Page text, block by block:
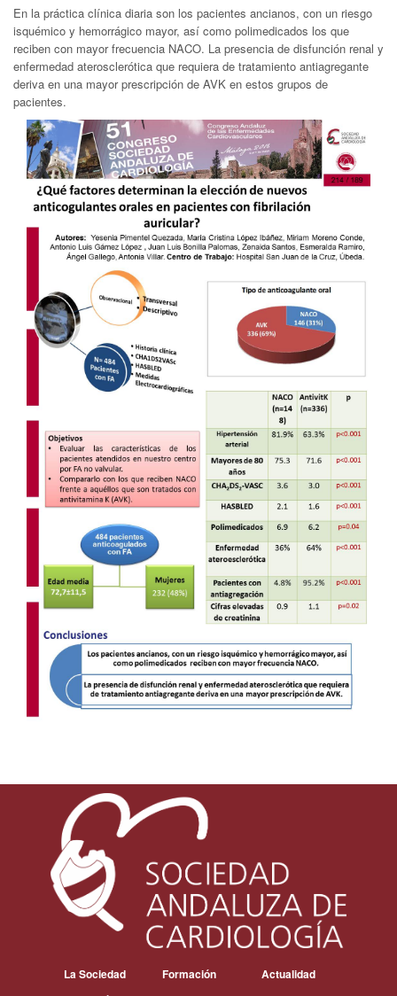
En la práctica clínica diaria son los pacientes ancianos, con un riesgo
isquémico y hemorrágico mayor, así como polimedicados los que
reciben con mayor frecuencia NACO. La presencia de disfunción renal y
enfermedad aterosclerótica que requiera de tratamiento antiagregante
deriva en una mayor prescripción de AVK en estos grupos de
pacientes.
La Sociedad
Formación
Actualidad